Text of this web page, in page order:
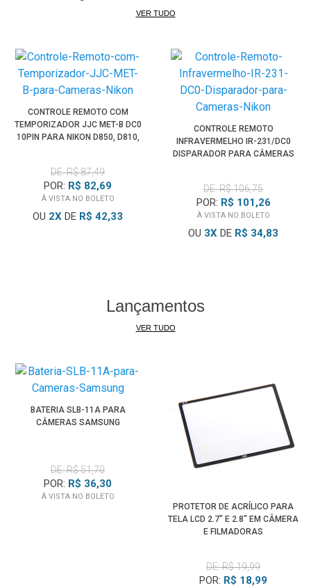
VER TUDO
CONTROLE REMOTO COM
TEMPORIZADOR JJC MET-B DC0
10PIN PARA NIKON D850, D810,
DE: R$ 87,49
POR: R$ 82,69
À VISTA NO BOLETO
OU 2X DE R$ 42,33
CONTROLE REMOTO
INFRAVERMELHO IR-231/DC0
DISPARADOR PARA CÂMERAS
DE: R$ 106,75
POR: R$ 101,26
À VISTA NO BOLETO
OU 3X DE R$ 34,83
Lançamentos
VER TUDO
BATERIA SLB-11A PARA
CÂMERAS SAMSUNG
DE: R$ 51,70
POR: R$ 36,30
À VISTA NO BOLETO
PROTETOR DE ACRÍLICO PARA
TELA LCD 2.7" E 2.8" EM CÂMERA
E FILMADORAS
DE: R$ 19,99
POR: R$ 18,99